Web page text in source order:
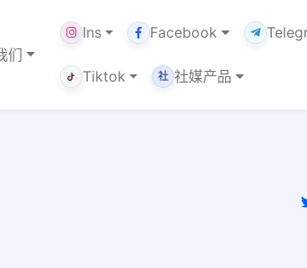
们
Ins Facebook
Tiktok 社 社媒产品